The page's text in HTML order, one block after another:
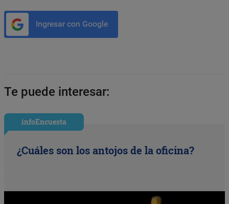
Ingresar con Google
Te puede interesar:
infoEncuesta
¿Cuáles son los antojos de la oficina?